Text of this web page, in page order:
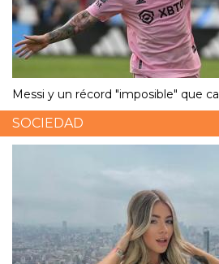
Messi y un récord "imposible" que
SOCIEDAD